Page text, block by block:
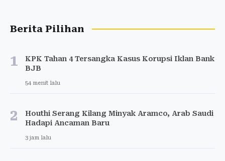
Berita Pilihan
1
KPK Tahan 4 Tersangka Kasus Korupsi Iklan Bank
BJB
54 menit lalu
2
Houthi Serang Kilang Minyak Aramco, Arab Saudi
Hadapi Ancaman Baru
3 jam lalu